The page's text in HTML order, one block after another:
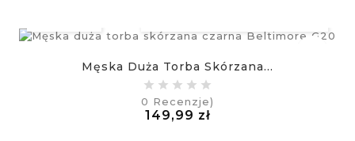
Męska Duża Torba Skórzana...
0 Recenzje)
149,99 złCena